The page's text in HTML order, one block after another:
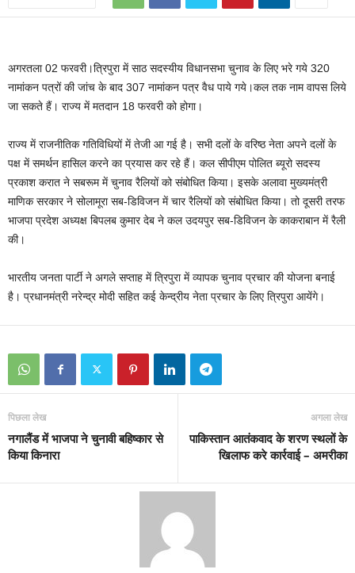
अगरतला 02 फरवरी।त्रिपुरा में साठ सदस्यीय विधानसभा चुनाव के लिए भरे गये 320
नामांकन पत्रों की जांच के बाद 307 नामांकन पत्र वैध पाये गये।कल तक नाम वापस लिये
जा सकते हैं। राज्य में मतदान 18 फरवरी को होगा।
राज्य में राजनीतिक गतिविधियों में तेजी आ गई है। सभी दलों के वरिष्ठ नेता अपने दलों के
पक्ष में समर्थन हासिल करने का प्रयास कर रहे हैं। कल सीपीएम पोलित ब्यूरो सदस्य
प्रकाश करात ने सबरूम में चुनाव रैलियों को संबोधित किया। इसके अलावा मुख्यमंत्री
माणिक सरकार ने सोलामूरा सब-डिविजन में चार रैलियों को संबोधित किया। तो दूसरी तरफ
भाजपा प्रदेश अध्यक्ष बिपलब कुमार देब ने कल उदयपुर सब-डिविजन के काकराबान में रैली
की।
भारतीय जनता पार्टी ने अगले सप्ताह में त्रिपुरा में व्यापक चुनाव प्रचार की योजना बनाई
है। प्रधानमंत्री नरेन्द्र मोदी सहित कई केन्द्रीय नेता प्रचार के लिए त्रिपुरा आयेंगे।
पिछला लेख
नगालैंड में भाजपा ने चुनावी बहिष्कार से
किया किनारा
अगला लेख
पाकिस्तान आतंकवाद के शरण स्थलों के
खिलाफ करे कार्रवाई – अमरीका